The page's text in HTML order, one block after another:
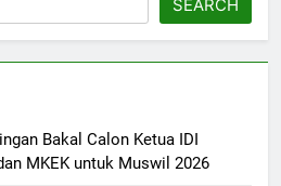
SEARCH
Bakal Calon Ketua IDI
MKEK untuk Muswil 2026